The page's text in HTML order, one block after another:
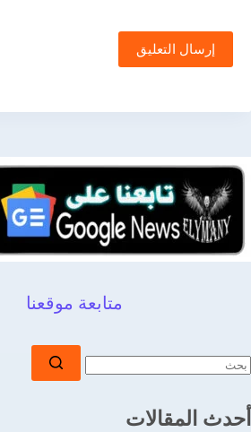
إرسال التعليق
متابعة موقعنا
أحدث المقالات